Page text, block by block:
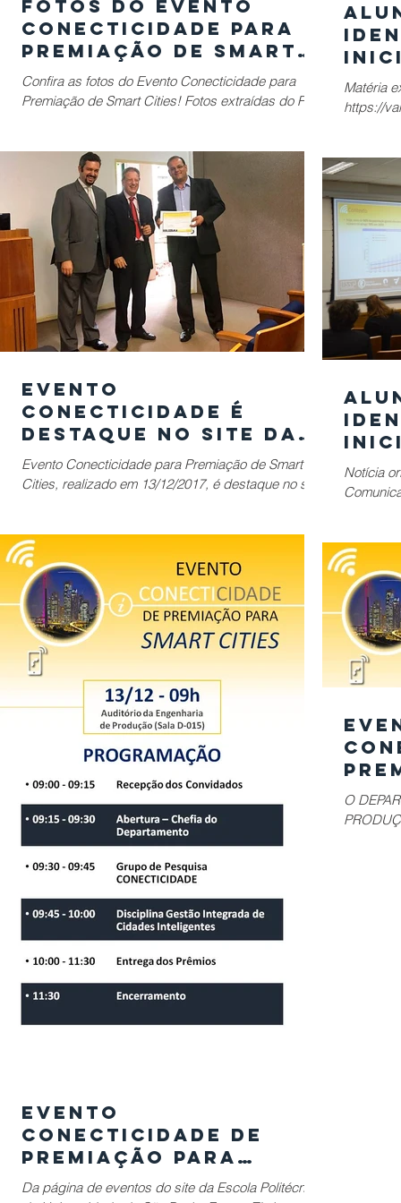
Fotos do Evento
Conecticidade para
Premiação de Smart
Cities
Confira as fotos do Evento Conecticidade para
Premiação de Smart Cities! Fotos extraídas do Flick
Matéria
https://
Evento
Conecticidade é
destaque no site da
Prefeitura de Itu
Evento Conecticidade para Premiação de Smart
Cities, realizado em 13/12/2017, é destaque no site
Notícia
Evento
CONECTICIDADE de
Premiação para
Smart Cities
Da página de eventos do site da Escola Politécnica
O